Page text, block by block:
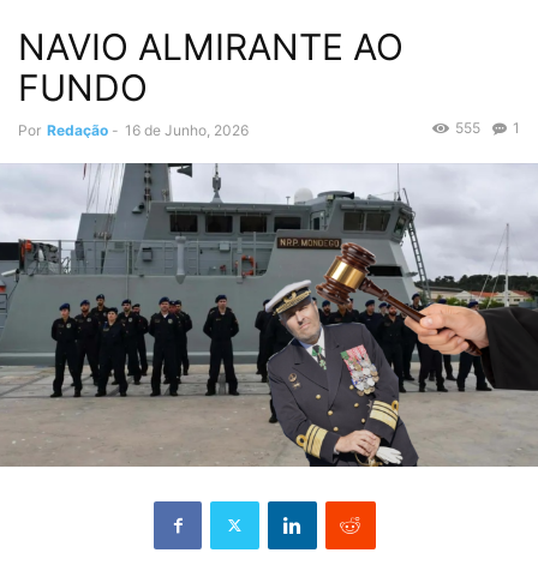
NAVIO ALMIRANTE AO
FUNDO
Por Redação - 16 de Junho, 2026 1
555